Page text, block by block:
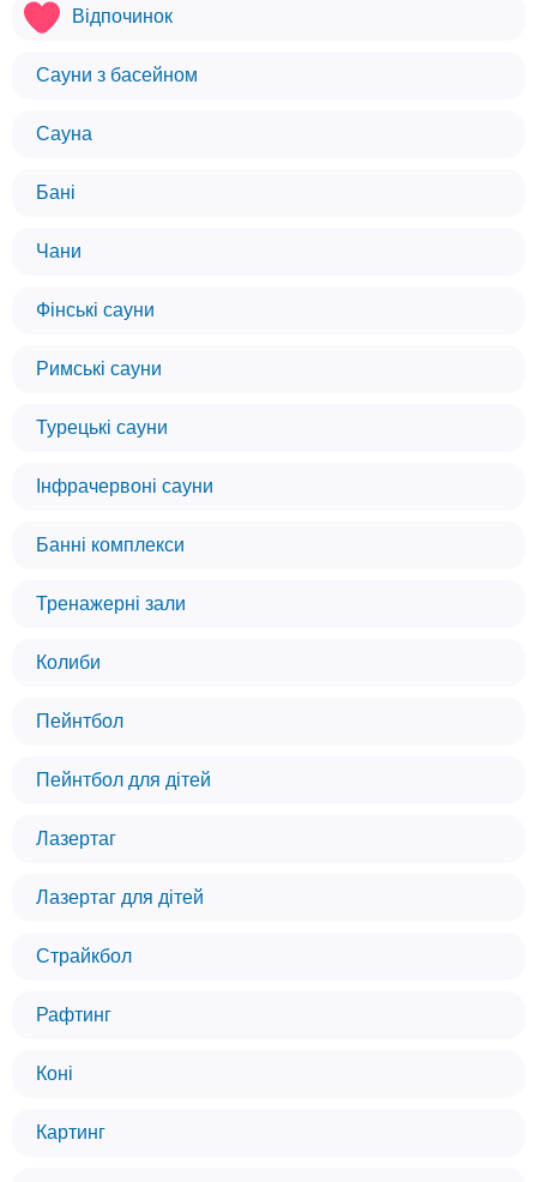
Відпочинок
Сауни з басейном
Сауна
Бані
Чани
Фінські сауни
Римські сауни
Турецькі сауни
Інфрачервоні сауни
Банні комплекси
Тренажерні зали
Колиби
Пейнтбол
Пейнтбол для дітей
Лазертаг
Лазертаг для дітей
Страйкбол
Рафтинг
Коні
Картинг